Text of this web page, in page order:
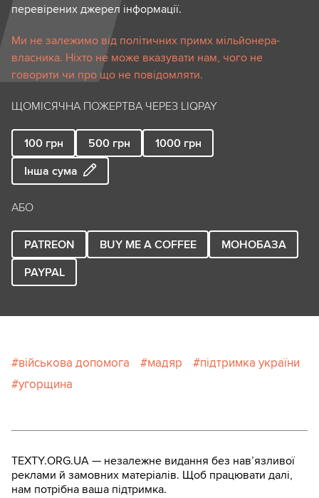
перевірених джерел інформації.
Ми не залежимо від політичних примх мільйонера-
власника. Ніхто не може вказувати нам, чого не
говорити чи про що не повідомляти.
ЩОМІСЯЧНА ПОЖЕРТВА ЧЕРЕЗ LIQPAY
100 грн 500 грн 1000 грн
Інша сума
АБО
PATREON BUY ME A COFFEE
МОНОБАЗА
PAYPAL
військова допомога мадяр
підтримка україни
угорщина
TEXTY.ORG.UA — незалежне видання без навʼязливої
реклами й замовних матеріалів. Щоб працювати далі,
нам потрібна ваша підтримка.